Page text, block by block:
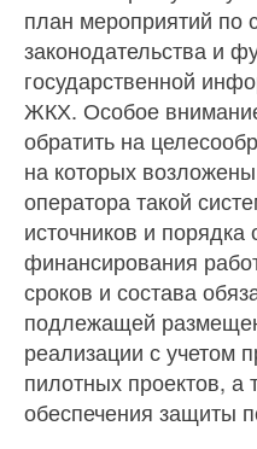
план мероприятий по
законодательства и
государственной
ЖКХ. Особое
обратить на
на которых
оператора такой
источников и
финансирования
сроков и состава
подлежащей
реализации с учетом
пилотных проектов, а
обеспечения защиты